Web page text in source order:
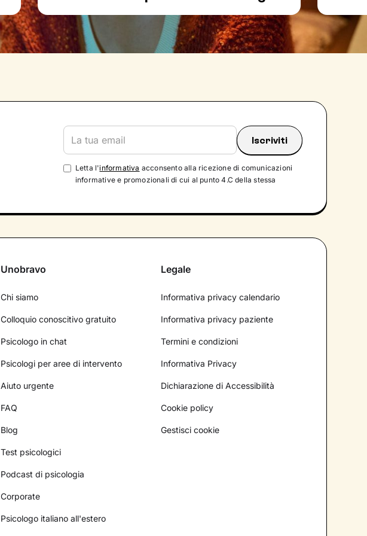
Letta l'informativa acconsento alla ricezione di comunicazioni
informative e promozionali di cui al punto 4.C della stessa
Unobravo
Chi siamo
Colloquio conoscitivo gratuito
Psicologo in chat
Psicologi per aree di intervento
Aiuto urgente
FAQ
Blog
Test psicologici
Podcast di psicologia
Corporate
Psicologo italiano all'estero
Legale
Informativa privacy calendario
Informativa privacy paziente
Termini e condizioni
Informativa Privacy
Dichiarazione di Accessibilità
Cookie policy
Gestisci cookie